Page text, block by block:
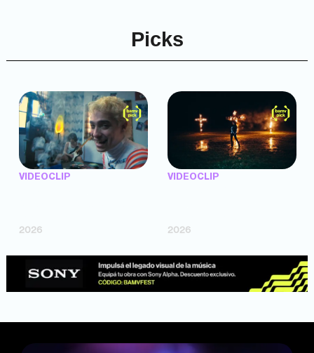
Picks
VIDEOCLIP
2026
VIDEOCLIP
2026